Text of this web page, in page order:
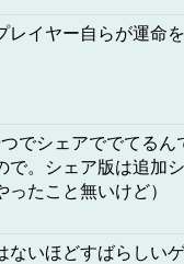
レイヤー自らが運命
でシェアででてるん
で。シェア版は追加
たこと無いけど）
いほどすばらしい